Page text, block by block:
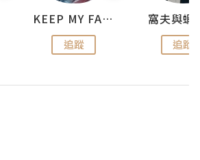
KEEP MY FAITH
追蹤
窩夫與蝦
追蹤